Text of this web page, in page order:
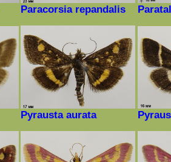
Paracorsia repandalis
Pyrausta aurata